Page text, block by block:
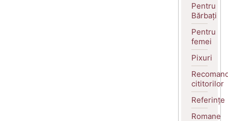
Pentru
Bărbați
Pentru
femei
Pixuri
cititorilor
Referințe
Romane